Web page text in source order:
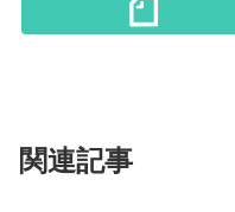
関連記事